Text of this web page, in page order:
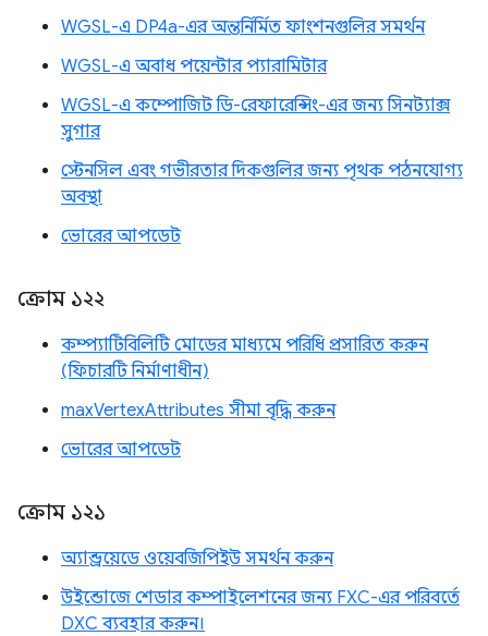
WGSL-এ DP4a-এর অন্তর্নির্মিত ফাংশনগুলির সমর্থন
WGSL-এ অবাধ পয়েন্টার প্যারামিটার
WGSL-এ কম্পোজিট ডি-রেফারেন্সিং-এর জন্য সিনট্যাক্স
সুগার
স্টেনসিল এবং গভীরতার দিকগুলির জন্য পৃথক পঠনযোগ্য
অবস্থা
ভোরের আপডেট
ক্রোম ১২২
কম্প্যাটিবিলিটি মোডের মাধ্যমে পরিধি প্রসারিত করুন
(ফিচারটি নির্মাণাধীন)
maxVertexAttributes সীমা বৃদ্ধি করুন
ভোরের আপডেট
ক্রোম ১২১
অ্যান্ড্রয়েডে ওয়েবজিপিইউ সমর্থন করুন
উইন্ডোজে শেডার কম্পাইলেশনের জন্য FXC-এর পরিবর্তে
DXC ব্যবহার করুন।